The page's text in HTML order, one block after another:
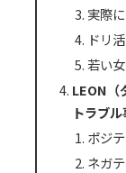
実際
ドリ
若い
LEON（
トラブ
ポジ
ネガ